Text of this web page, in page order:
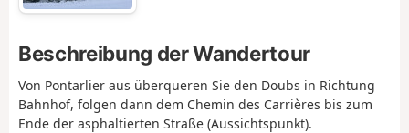
Beschreibung der Wandertour
Von Pontarlier aus überqueren Sie den Doubs in Richtung
Bahnhof, folgen dann dem Chemin des Carrières bis zum
Ende der asphaltierten Straße (Aussichtspunkt).